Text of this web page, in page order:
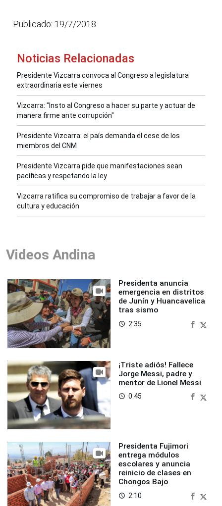
Publicado: 19/7/2018
Noticias Relacionadas
Presidente Vizcarra convoca al Congreso a legislatura
extraordinaria este viernes
Vizcarra: "Insto al Congreso a hacer su parte y actuar de
manera firme ante corrupción"
Presidente Vizcarra: el país demanda el cese de los
miembros del CNM
Presidente Vizcarra pide que manifestaciones sean
pacíficas y respetando la ley
Vizcarra ratifica su compromiso de trabajar a favor de la
cultura y educación
Videos Andina
Presidenta anuncia
emergencia en distritos
de Junín y Huancavelica
tras sismo
access_time 2:35
¡Triste adiós! Fallece
Jorge Messi, padre y
mentor de Lionel Messi
access_time 0:45
Presidenta Fujimori
entrega módulos
escolares y anuncia
reinicio de clases en
Chongos Bajo
access_time 2:10